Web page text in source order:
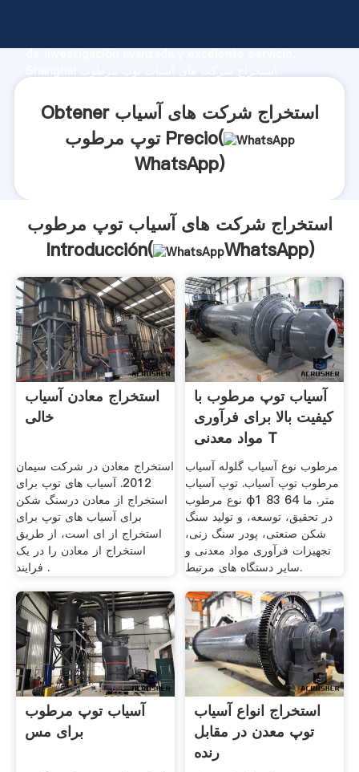
de investigación avanzada y excelente servicio,
clientes.
Obtener استخراج شرکت های آسیاب
توپ مرطوب Precio(
WhatsApp)
استخراج شرکت های آسیاب توپ مرطوب
Introducción(
WhatsApp)
استخراج معادن آسیاب
خالی
استخراج معادن در شرکت سیمان
2012. آسیاب های توپ برای
استخراج از معادن درسنگ شکن
برای آسیاب های توپ برای
استخراج از ای است، از طریق
استخراج از معادن را در یک
فرایند .
آسیاب توپ مرطوب با
کیفیت بالا برای فرآوری
مواد معدنی T
مرطوب نوع آسیاب گلوله آسیاب
مرطوب توپ آسیاب. توپ آسیاب
نوع مرطوب φ1 83 64 متر. ما
در تحقیق، توسعه، و تولید سنگ
شکن صنعتی، پودر سنگ زنی،
تجهیزات فرآوری مواد معدنی و
سایر دستگاه های مرتبط.
آسیاب توپ مرطوب
برای مس
استخراج انواع آسیاب
توپ معدن در مقابل
رنده